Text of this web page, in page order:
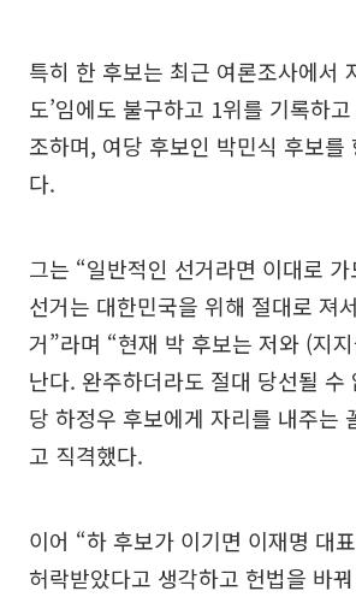
특히 한 후보는 최근 여론조사에서
도’임에도 불구하고 1위를 기록하
조하며, 여당 후보인 박민식 후보를
다.
그는 “일반적인 선거라면 이대로
선거는 대한민국을 위해 절대로 져
거”라며 “현재 박 후보는 저와 (지
난다. 완주하더라도 절대 당선될 수
당 하정우 후보에게 자리를 내주는
고 직격했다.
이어 “하 후보가 이기면 이재명 대
허락받았다고 생각하고 헌법을 바